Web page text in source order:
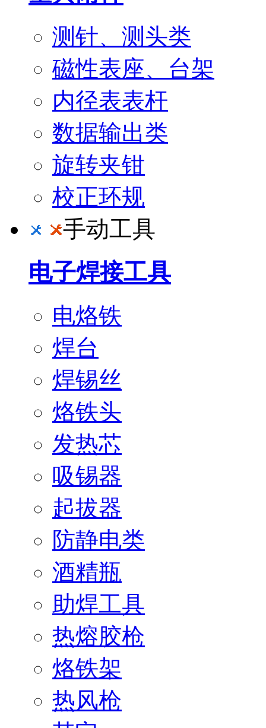
测针、测头类
磁性表座、台架
内径表表杆
数据输出类
旋转夹钳
校正环规
手动工具
电子焊接工具
电烙铁
焊台
焊锡丝
烙铁头
发热芯
吸锡器
起拔器
防静电类
酒精瓶
助焊工具
热熔胶枪
烙铁架
热风枪